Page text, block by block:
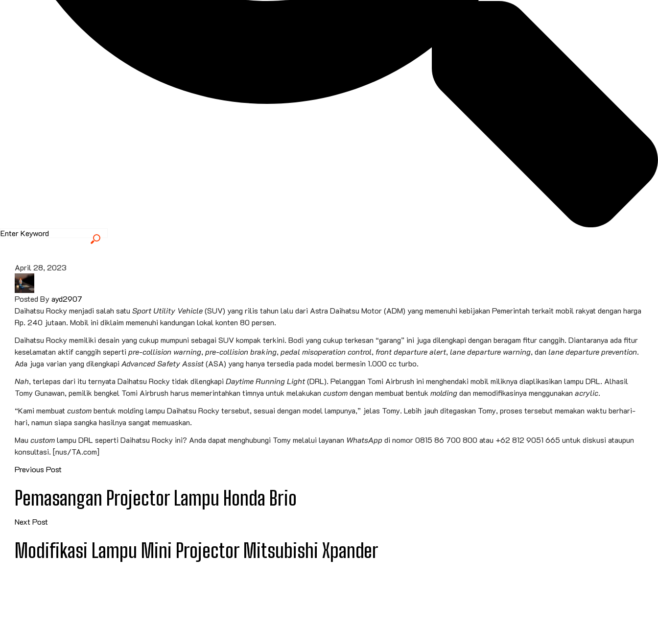
April 28, 2023
Posted Byayd2907
Daihatsu Rocky menjadi salah satu Sport Utility Vehicle(SUV) yang rilis tahun lalu dari Astra Daihatsu Motor (ADM) yang memenuhi kebijakan Pemerintah terkait mobil rakyat dengan harga
Rp. 240 jutaan. Mobil ini diklaim memenuhi kandungan lokal konten 80 persen.
Daihatsu Rocky memiliki desain yang cukup mumpuni sebagai SUV kompak terkini. Bodi yang cukup terkesan “garang” ini juga dilengkapi dengan beragam fitur canggih. Diantaranya ada fitur
keselamatan aktif canggih seperti pre-collision warning, pre-collision braking, pedal misoperation control, front departure alert, lane departure warning, dan lane departure prevention.
Ada juga varian yang dilengkapi Advanced Safety Assist(ASA) yang hanya tersedia pada model bermesin 1.000 cc turbo.
Nah, terlepas dari itu ternyata Daihatsu Rocky tidak dilengkapi Daytime Running Light(DRL). Pelanggan Tomi Airbrush ini menghendaki mobil miliknya diaplikasikan lampu DRL. Alhasil
Tomy Gunawan, pemilik bengkel Tomi Airbrush harus memerintahkan timnya untuk melakukan customdengan membuat bentuk moldingdan memodifikasinya menggunakan acrylic.
“Kami membuatcustombentuk molding lampu Daihatsu Rocky tersebut, sesuai dengan model lampunya,” jelas Tomy. Lebih jauh ditegaskan Tomy, proses tersebut memakan waktu berhari-
hari, namun siapa sangka hasilnya sangat memuaskan.
Mau customlampu DRL seperti Daihatsu Rocky ini? Anda dapat menghubungi Tomy melalui layanan WhatsAppdi nomor 0815 86 700 800 atau +62 812 9051 665 untuk diskusi ataupun
konsultasi. [nus/TA.com]
Previous Post
Pemasangan Projector Lampu Honda Brio
Next Post
Modifikasi Lampu Mini Projector Mitsubishi Xpander